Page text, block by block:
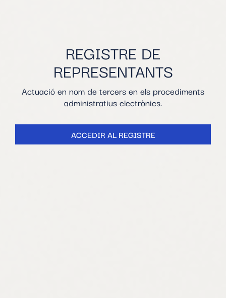
REGISTRE DE
REPRESENTANTS
Actuació en nom de tercers en els procediments
administratius electrònics.
ACCEDIR AL REGISTRE